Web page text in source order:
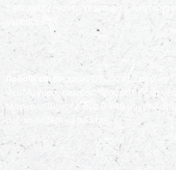
5,4%, ακατέργαστη τέφρα 2,3%,
υγρασία 80%
Πρόσθετα:
Βιταμίνη D3 200 IU, Ταυρίνη
Ψευδάργυρος (μονοένυδρος θειικός
Μαγγάνιο (μονοένυδρο θειικό
ιωδικό ασβέστιο) 0,75 mg